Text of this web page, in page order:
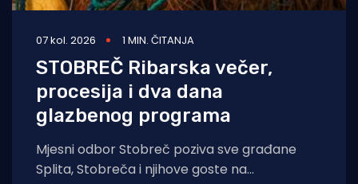
07 kol. 2026 1 MIN. ČITANJA
STOBREČ Ribarska večer,
procesija i dva dana
glazbenog programa
Mjesni odbor Stobreč poziva sve građane
Splita, Stobreča i njihove goste na